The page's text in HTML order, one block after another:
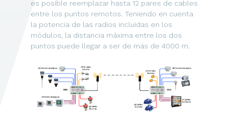
es posible reemplazar hasta 12 pares de cables
entre los puntos remotos. Teniendo en cuenta
la potencia de las radios incluidas en los
módulos, la distancia máxima entre los dos
puntos puede llegar a ser de más de 4000 m.